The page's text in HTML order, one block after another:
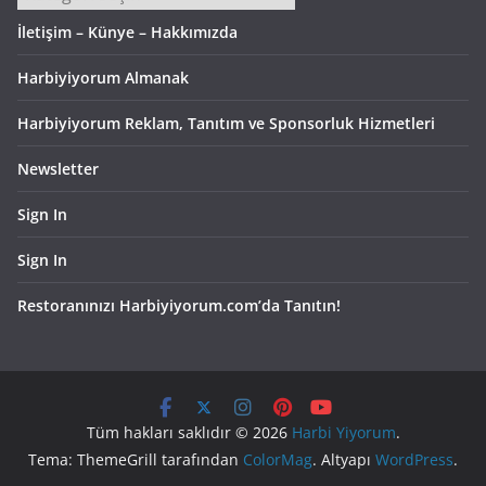
İletişim – Künye – Hakkımızda
Harbiyiyorum Almanak
Harbiyiyorum Reklam, Tanıtım ve Sponsorluk Hizmetleri
Newsletter
Sign In
Sign In
Restoranınızı Harbiyiyorum.com’da Tanıtın!
Tüm hakları saklıdır © 2026 Harbi Yiyorum.
Tema: ThemeGrill tarafından ColorMag. Altyapı WordPress.